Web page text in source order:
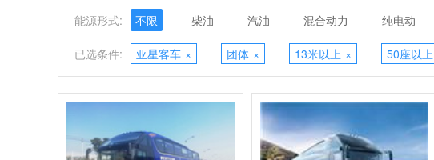
能源形式: 不限 柴油 汽油 混合动力 纯电动
已选条件: 亚星客车 × 团体 × 13米以上 × 50座以上